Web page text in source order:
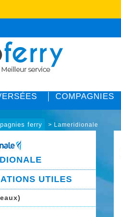
COMPAGNIES
ferry > Lameridionale
UTILES